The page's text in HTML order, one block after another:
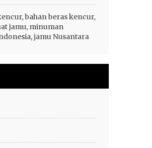
bahan beras kencur,
jamu, minuman
jamu Nusantara